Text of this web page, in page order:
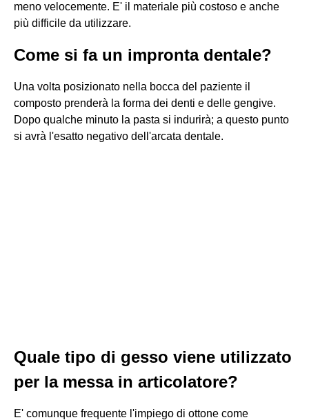
meno velocemente. E' il materiale più costoso e anche
più difficile da utilizzare.
Come si fa un impronta dentale?
Una volta posizionato nella bocca del paziente il
composto prenderà la forma dei denti e delle gengive.
Dopo qualche minuto la pasta si indurirà; a questo punto
si avrà l'esatto negativo dell'arcata dentale.
Quale tipo di gesso viene utilizzato
per la messa in articolatore?
E' comunque frequente l'impiego di ottone come